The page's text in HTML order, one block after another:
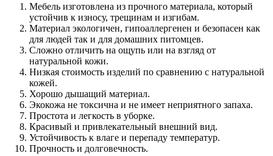
Мебель изготовлена из прочного материала, который
устойчив к износу, трещинам и изгибам.
Материал экологичен, гипоаллергенен и безопасен как
для людей так и для домашних питомцев.
Сложно отличить на ощупь или на взгляд от
натуральной кожи.
Низкая стоимость изделий по сравнению с натуральной
кожей.
Хорошо дышащий материал.
Экокожа не токсична и не имеет неприятного запаха.
Простота и легкость в уборке.
Красивый и привлекательный внешний вид.
Устойчивость к влаге и перепаду температур.
Прочность и долговечность.